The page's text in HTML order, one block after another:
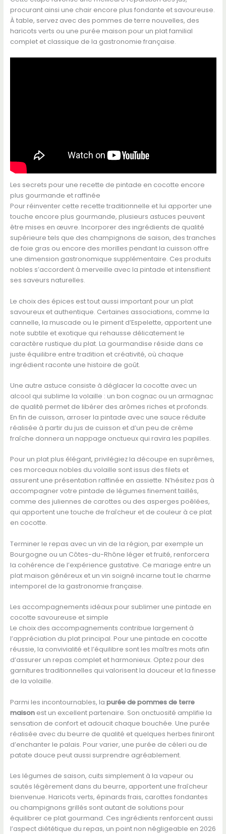
procurant ainsi une chair encore plus fondante et savoureuse.
À table, servez avec des pommes de terre nouvelles, des
haricots verts ou une purée maison pour un plat familial
complet et classique de la gastronomie française.
Les secrets pour une recette de pintade en cocotte encore
plus gourmande et raffinée
Pour réinventer cette recette traditionnelle et lui apporter une
touche encore plus gourmande, plusieurs astuces peuvent
être mises en œuvre. Incorporer des ingrédients de qualité
supérieure tels que des champignons de saison, des tranches
de foie gras ou encore des morilles pendant la cuisson offre
une dimension gastronomique supplémentaire. Ces produits
nobles s’accordent à merveille avec la pintade et intensifient
ses saveurs naturelles.
Le choix des épices est tout aussi important pour un plat
savoureux et authentique. Certaines associations, comme la
cannelle, la muscade ou le piment d’Espelette, apportent une
note subtile et exotique qui rehausse délicatement le
caractère rustique du plat. La gourmandise réside dans ce
juste équilibre entre tradition et créativité, où chaque
ingrédient raconte une histoire de goût.
Une autre astuce consiste à déglacer la cocotte avec un
alcool qui sublime la volaille : un bon cognac ou un armagnac
de qualité permet de libérer des arômes riches et profonds.
En fin de cuisson, arroser la pintade avec une sauce réduite
réalisée à partir du jus de cuisson et d’un peu de crème
fraîche donnera un nappage onctueux qui ravira les papilles.
Pour un plat plus élégant, privilégiez la découpe en suprêmes,
ces morceaux nobles du volaille sont issus des filets et
assurent une présentation raffinée en assiette. N’hésitez pas à
accompagner votre pintade de légumes finement taillés,
comme des juliennes de carottes ou des asperges poêlées,
qui apportent une touche de fraîcheur et de couleur à ce plat
en cocotte.
Terminer le repas avec un vin de la région, par exemple un
Bourgogne ou un Côtes-du-Rhône léger et fruité, renforcera
la cohérence de l’expérience gustative. Ce mariage entre un
plat maison généreux et un vin soigné incarne tout le charme
intemporel de la gastronomie française.
Les accompagnements idéaux pour sublimer une pintade en
cocotte savoureuse et simple
Le choix des accompagnements contribue largement à
l’appréciation du plat principal. Pour une pintade en cocotte
réussie, la convivialité et l’équilibre sont les maîtres mots afin
d’assurer un repas complet et harmonieux. Optez pour des
garnitures traditionnelles qui valorisent la douceur et la finesse
de la volaille.
Parmi les incontournables, la purée de pommes de terre
maisonest un excellent partenaire. Son onctuosité amplifie la
sensation de confort et adoucit chaque bouchée. Une purée
réalisée avec du beurre de qualité et quelques herbes finiront
d’enchanter le palais. Pour varier, une purée de céleri ou de
patate douce peut aussi surprendre agréablement.
Les légumes de saison, cuits simplement à la vapeur ou
sautés légèrement dans du beurre, apportent une fraîcheur
bienvenue. Haricots verts, épinards frais, carottes fondantes
ou champignons grillés sont autant de solutions pour
équilibrer ce plat gourmand. Ces ingrédients renforcent aussi
l’aspect diététique du repas, un point non négligeable en 2026